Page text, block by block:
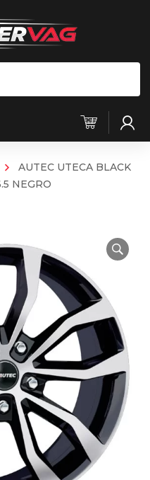
AUTEC UTECA BLACK
NEGRO